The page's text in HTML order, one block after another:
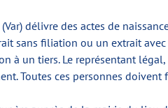
délivre des actes de
sans filiation ou un extrait
à un tiers. Le représentant
Toutes ces personnes